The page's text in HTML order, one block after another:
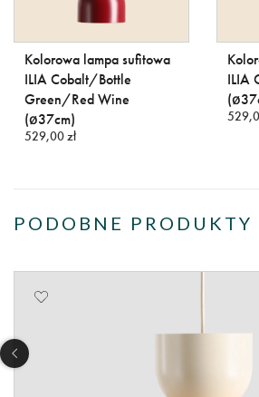
Kolorowa lampa sufitowa
ILIA Cobalt/Bottle
Green/Red Wine
(ø37cm)
529,00 zł
ILIA
PODOBNE PRODUKTY